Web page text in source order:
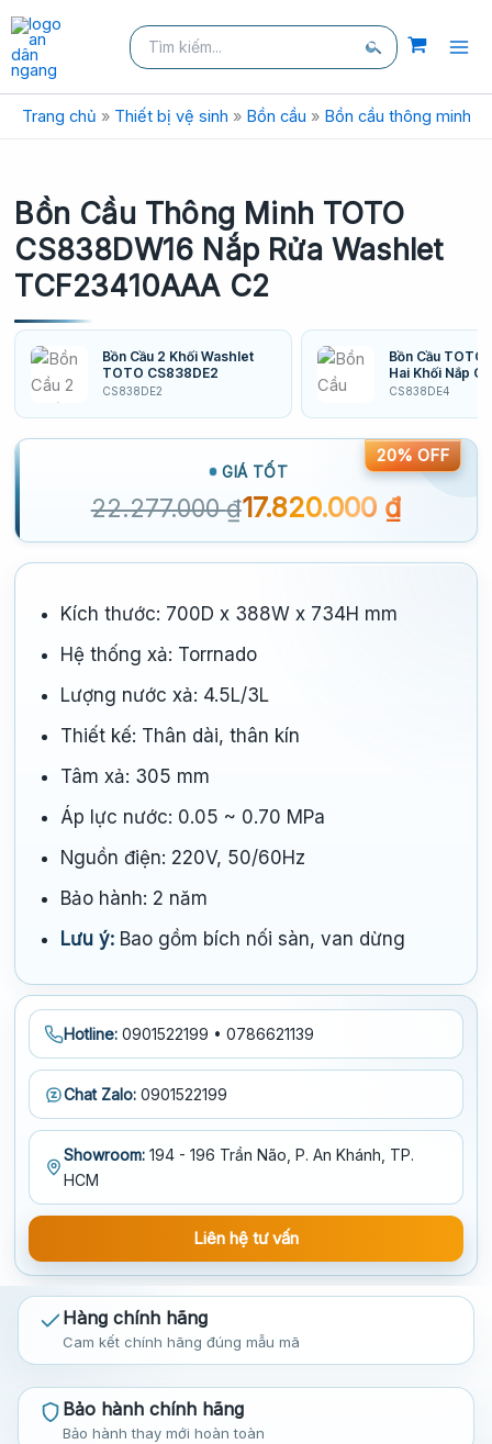
Nhảy
tới
nội
dung
Tìm
kiếm:
kiếm
Trang chủ » Thiết bị vệ sinh » Bồn cầu » Bồn cầu thông minh
Bồn Cầu Thông Minh TOTO
CS838DW16 Nắp Rửa Washlet
TCF23410AAA C2
Bồn Cầu 2 Khối Washlet
TOTO CS838DE2
CS838DE2
Bồn Cầu TOTO
Hai Khối Nắp Cơ
CS838DE4
GIÁ TỐT
22.277.000₫17.820.000 ₫
20% OFF
Kích thước: 700D x 388W x 734H mm
Hệ thống xả: Torrnado
Lượng nước xả: 4.5L/3L
Thiết kế: Thân dài, thân kín
Tâm xả: 305 mm
Áp lực nước: 0.05 ~ 0.70 MPa
Nguồn điện: 220V, 50/60Hz
Bảo hành: 2 năm
Lưu ý: Bao gồm bích nối sàn, van dừng
Hotline: 0901522199 • 0786621139
Chat Zalo: 0901522199
Showroom: 194 - 196 Trần Não, P. An Khánh, TP.
HCM
Liên hệ tư vấn
Hàng chính hãng
Cam kết chính hãng đúng mẫu mã
Bảo hành chính hãng
Bảo hành thay mới hoàn toàn